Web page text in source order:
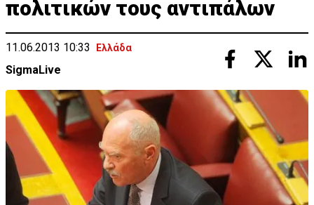
πολιτικών τους αντιπάλων
11.06.2013 10:33 Ελλάδα
SigmaLive